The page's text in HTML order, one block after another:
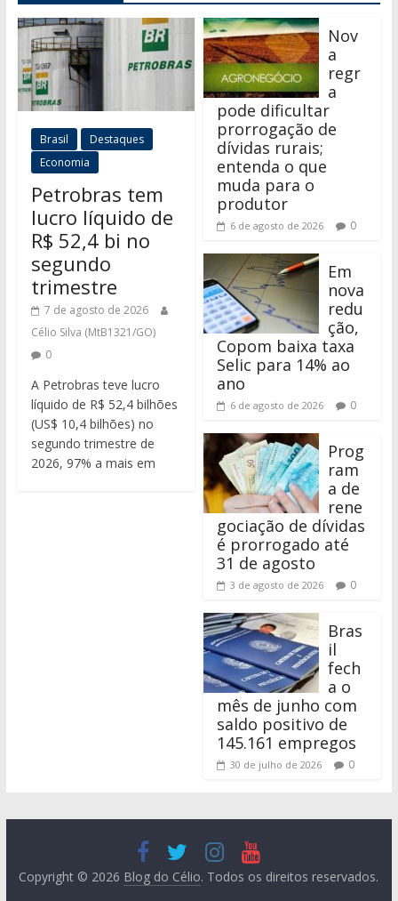
Brasil
Destaques
Economia
Petrobras tem
lucro líquido de
R$ 52,4 bi no
segundo
trimestre
7 de agosto de 2026
Célio Silva (MtB1321/GO)
0
A Petrobras teve lucro
líquido de R$ 52,4 bilhões
(US$ 10,4 bilhões) no
segundo trimestre de
2026, 97% a mais em
Nov
a
regr
a
pode dificultar
prorrogação de
dívidas rurais;
entenda o que
muda para o
produtor
6 de agosto de 2026 0
Em
nova
redu
ção,
Copom baixa taxa
Selic para 14% ao
ano
6 de agosto de 2026 0
Prog
ram
a de
rene
gociação de dívidas
é prorrogado até
31 de agosto
3 de agosto de 2026 0
Bras
il
fech
a o
mês de junho com
saldo positivo de
145.161 empregos
30 de julho de 2026 0
Copyright © 2026 Blog do Célio. Todos os direitos reservados.